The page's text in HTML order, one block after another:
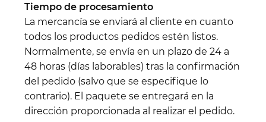
Tiempo de procesamiento
La mercancía se enviará al cliente en cuanto
todos los productos pedidos estén listos.
Normalmente, se envía en un plazo de 24 a
48 horas (días laborables) tras la confirmación
del pedido (salvo que se especifique lo
contrario). El paquete se entregará en la
dirección proporcionada al realizar el pedido.